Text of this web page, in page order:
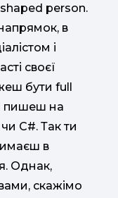
person.
в
і
своєї
бути full
пишеш на
С#. Так ти
в
Однак,
скажімо